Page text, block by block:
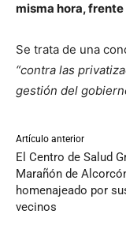
misma hora,
Se trata de una
“contra las
gestión del
Artículo anterior
El Centro de Salud
Marañón de
homenajeado por
vecinos